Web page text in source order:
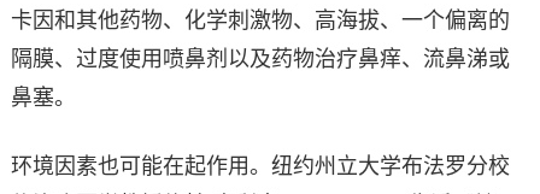
卡因和其他药物、化学刺激物、高海拔、一个偏离的
隔膜、过度使用喷鼻剂以及药物治疗鼻痒、流鼻涕或
鼻塞。
环境因素也可能在起作用。纽约州立大学布法罗分校